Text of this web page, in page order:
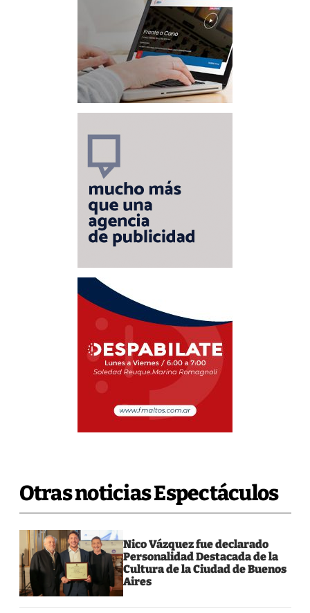
Otras noticias Espectáculos
Nico Vázquez fue declarado
Personalidad Destacada de la
Cultura de la Ciudad de Buenos
Aires